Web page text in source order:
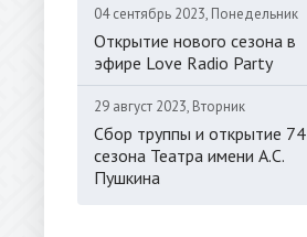
04 сентябрь 2023, Понедельник
Открытие нового сезона в
эфире Love Radio Party
29 август 2023, Вторник
Сбор труппы и открытие 74
сезона Театра имени А.С.
Пушкина